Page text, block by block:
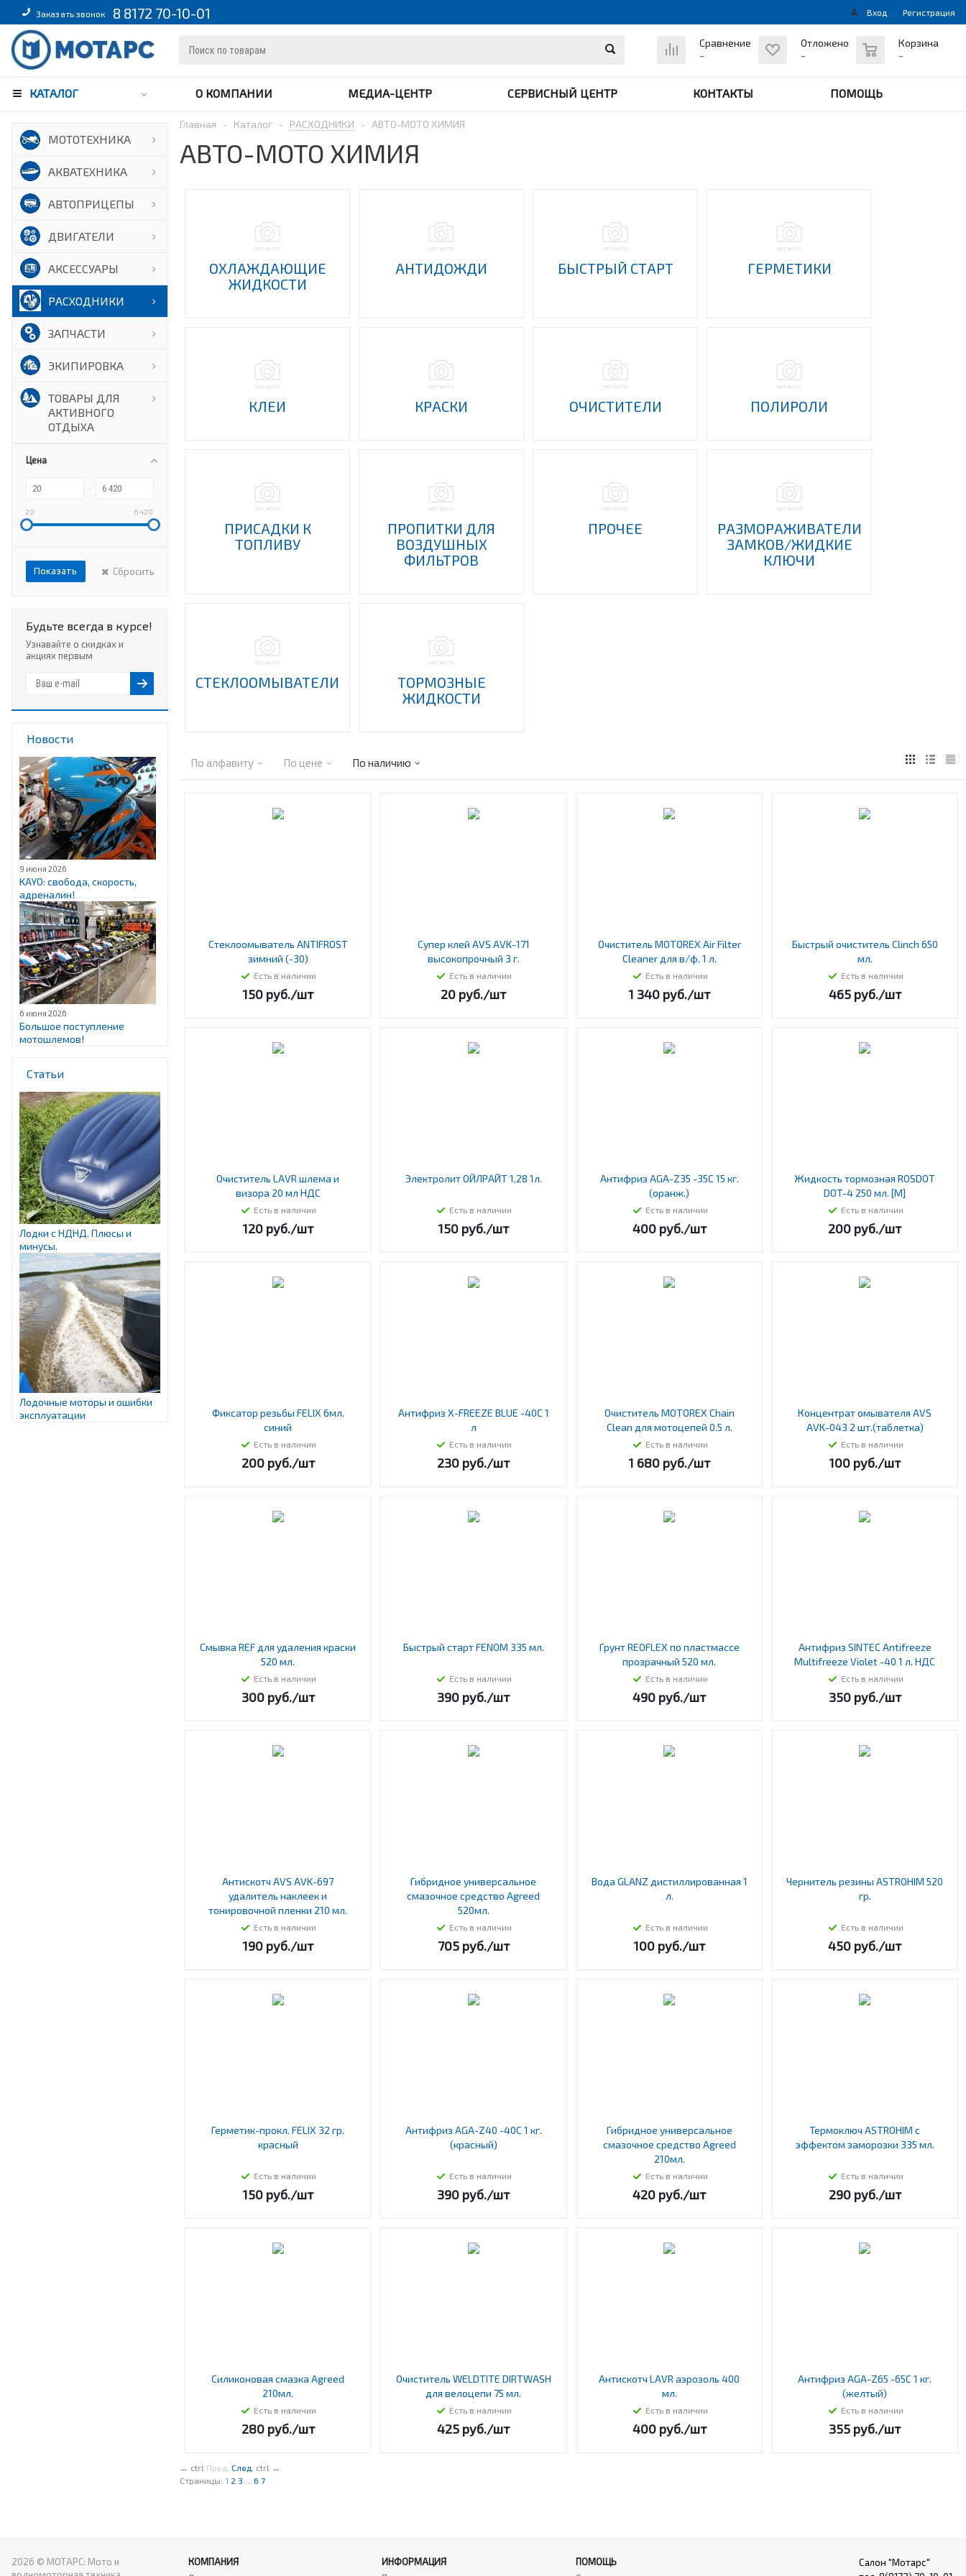
Заказать звонок 8 8172 70-10-01 Вход Регистрация
Сравнение
-
Отложено
-
Корзина
-
КАТАЛОГ О КОМПАНИИ МЕДИА-ЦЕНТР СЕРВИСНЫЙ ЦЕНТР КОНТАКТЫ ПОМОЩЬ
МОТОТЕХНИКА
АКВАТЕХНИКА
АВТОПРИЦЕПЫ
ДВИГАТЕЛИ
АКСЕССУАРЫ
РАСХОДНИКИ
ЗАПЧАСТИ
ЭКИПИРОВКА
ТОВАРЫ ДЛЯ
АКТИВНОГО
ОТДЫХА
Цена
20 6 420
Сбросить
Будьте всегда в курсе!
Узнавайте о скидках и
акциях первым
Новости
9 июня 2026
KAYO: свобода, скорость,
адреналин!
6 июня 2026
Большое поступление
мотошлемов!
Статьи
Лодки с НДНД. Плюсы и
минусы.
Лодочные моторы и ошибки
эксплуатации
Главная - Каталог - РАСХОДНИКИ - АВТО-МОТО ХИМИЯ
АВТО-МОТО ХИМИЯ
ОХЛАЖДАЮЩИЕ
ЖИДКОСТИ
АНТИДОЖДИ БЫСТРЫЙ СТАРТ ГЕРМЕТИКИ
КЛЕИ КРАСКИ ОЧИСТИТЕЛИ ПОЛИРОЛИ
ПРИСАДКИ К
ТОПЛИВУ
ПРОПИТКИ ДЛЯ
ВОЗДУШНЫХ
ФИЛЬТРОВ
ПРОЧЕЕ
РАЗМОРАЖИВАТЕЛИ
ЗАМКОВ/ЖИДКИЕ
КЛЮЧИ
СТЕКЛООМЫВАТЕЛИ
ТОРМОЗНЫЕ
ЖИДКОСТИ
По алфавиту По цене По наличию
Стеклоомыватель ANTIFROST
зимний (-30)
Есть в наличии
150 руб./шт
Супер клей AVS AVK-171
высокопрочный 3 г.
Есть в наличии
20 руб./шт
Очиститель MOTOREX Air Filter
Cleaner для в/ф. 1 л.
Есть в наличии
1 340 руб./шт
Быстрый очиститель Clinch 650
мл.
Есть в наличии
465руб./шт
Очиститель LAVR шлема и
визора 20 мл НДС
Есть в наличии
120 руб./шт
Электролит ОЙЛРАЙТ 1,28 1л.
Есть в наличии
150 руб./шт
Антифриз AGA-Z35 -35С 15 кг.
(оранж.)
Есть в наличии
400руб./шт
Жидкость тормозная ROSDOT
DOT-4 250 мл. [M]
Есть в наличии
200 руб./шт
Фиксатор резьбы FELIX 6мл.
синий
Есть в наличии
200руб./шт
Антифриз X-FREEZE BLUE -40C 1
л
Есть в наличии
230 руб./шт
Очиститель MOTOREX Chain
Clean для мотоцепей 0.5 л.
Есть в наличии
1 680 руб./шт
Концентрат омывателя AVS
AVK-043 2 шт.(таблетка)
Есть в наличии
100 руб./шт
Смывка REF для удаления краски
520 мл.
Есть в наличии
300руб./шт
Быстрый старт FENOM 335 мл.
Есть в наличии
390 руб./шт
Грунт REOFLEX по пластмассе
прозрачный 520 мл.
Есть в наличии
490 руб./шт
Антифриз SINTEC Antifreeze
Multifreeze Violet -40 1 л. НДС
Есть в наличии
350руб./шт
Антискотч AVS AVK-697
удалитель наклеек и
тонировочной пленки 210 мл.
Есть в наличии
190 руб./шт
Гибридное универсальное
смазочное средство Agreed
520мл.
Есть в наличии
705руб./шт
Вода GLANZ дистиллированная 1
л.
Есть в наличии
100 руб./шт
Чернитель резины ASTROHIM 520
гр.
Есть в наличии
450 руб./шт
Герметик-прокл. FELIX 32 гр.
красный
Есть в наличии
150 руб./шт
Антифриз AGA-Z40 -40С 1 кг.
(красный)
Есть в наличии
390 руб./шт
Гибридное универсальное
смазочное средство Agreed
210мл.
Есть в наличии
420 руб./шт
Термоключ ASTROHIM с
эффектом заморозки 335 мл.
Есть в наличии
290руб./шт
Силиконовая смазка Agreed
210мл.
Есть в наличии
280руб./шт
Очиститель WELDTITE DIRTWASH
для велоцепи 75 мл.
Есть в наличии
425 руб./шт
Антискотч LAVR аэрозоль 400
мл.
Есть в наличии
400руб./шт
Антифриз AGA-Z65 -65С 1 кг.
(желтый)
Есть в наличии
355 руб./шт
← ctrl Пред. След. ctrl →
Страницы: 1 2 3 6 7
2026 © МОТАРС: Мото и
КОМПАНИЯ ИНФОРМАЦИЯ
ПОМОЩЬ
Салон "Мотарс"